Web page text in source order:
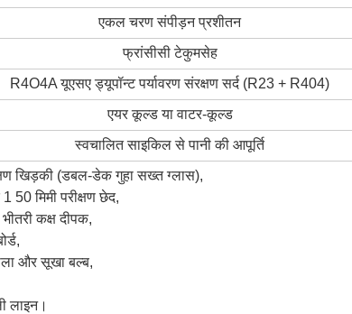
एकल चरण संपीड़न प्रशीतन
फ्रांसीसी टेकुमसेह
R4O4A यूएसएड्यूपॉन्टपर्यावरण संरक्षण सर्द (R23 + R404)
एयर कूल्ड या वाटर-कूल्ड
स्वचालित साइकिल से पानी की आपूर्ति
खिड़की (डबल-डेक गुहा सख्त ग्लास),
50 मिमी परीक्षण छेद,
कक्ष दीपक,
और सूखा बल्ब,
लाइन।